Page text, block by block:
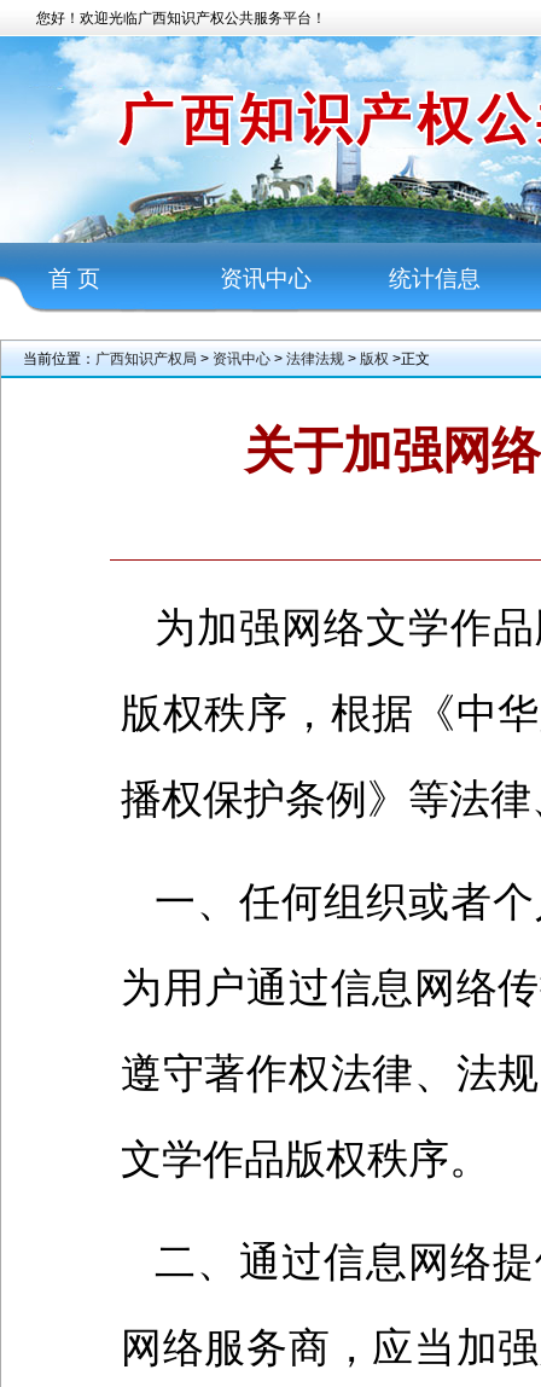
您好！欢迎光临广西知识产权公共服务平台！
首 页 资讯中心 统计信息
当前位置： 广西知识产权局 > 资讯中心 > 法律法规 > 版权 >正文
关于加强网
为加强网络文学作
版权秩序，根据《中
播权保护条例》等法
一、任何组织或者
为用户通过信息网络
遵守著作权法律、法
文学作品版权秩序。
二、通过信息网络
网络服务商，应当加